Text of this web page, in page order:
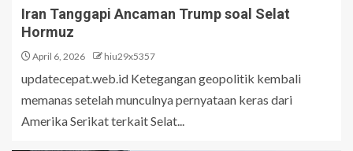
Iran Tanggapi Ancaman Trump soal Selat
Hormuz
April 6, 2026 hiu29x5357
updatecepat.web.id Ketegangan geopolitik kembali
memanas setelah munculnya pernyataan keras dari
Amerika Serikat terkait Selat...